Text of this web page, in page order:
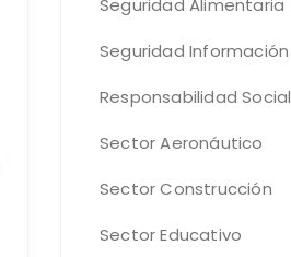
Seguridad Alimentaria
Seguridad Información
Responsabilidad Social
Sector Aeronáutico
Sector Construcción
Sector Educativo